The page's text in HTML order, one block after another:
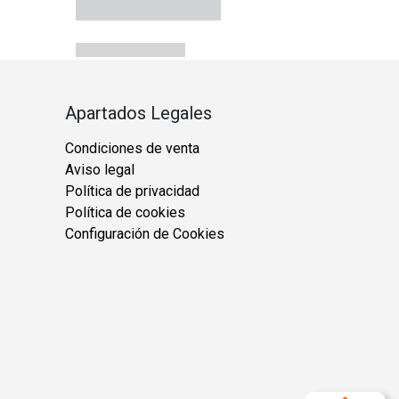
Apartados Legales
Condiciones de venta
Aviso legal
Política de privacidad
Política de cookies
Configuración de Cookies